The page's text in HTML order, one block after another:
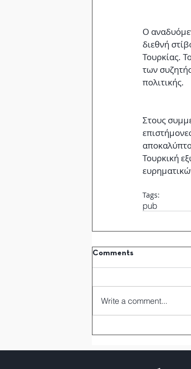
Ο
διεθνή
Τουρκίας.
των
πολιτικής.
Στους
Τουρκική
Tags:
pub
Comments
Write a comment...